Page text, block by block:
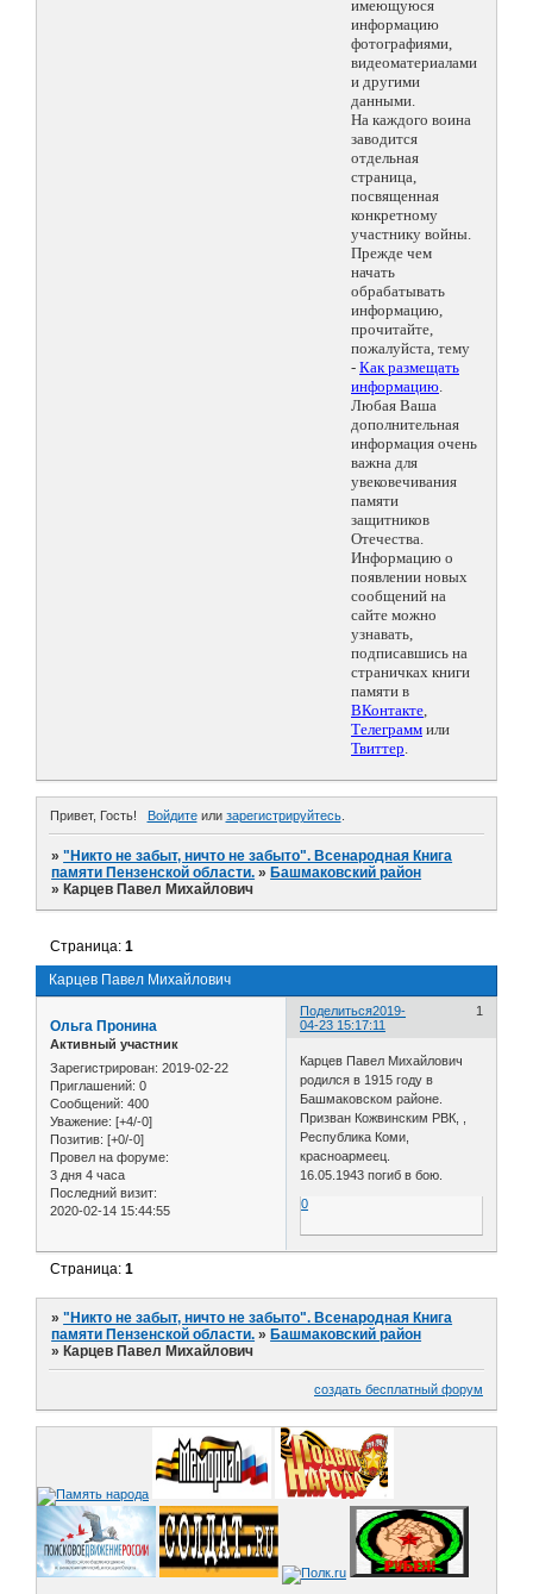
имеющуюся
информацию
фотографиями,
видеоматериалами
и другими
данными.
На каждого воина
заводится
отдельная
страница,
посвященная
конкретному
участнику войны.
Прежде чем
начать
обрабатывать
информацию,
прочитайте,
пожалуйста, тему
- Как размещать
информацию.
Любая Ваша
дополнительная
информация очень
важна для
увековечивания
памяти
защитников
Отечества.
Информацию о
появлении новых
сообщений на
сайте можно
узнавать,
подписавшись на
страничках книги
памяти в
ВКонтакте,
Телеграмм или
Твиттер.
Привет, Гость! Войдитеили зарегистрируйтесь.
»"Никто не забыт, ничто не забыто". Всенародная Книга
памяти Пензенской области. » Башмаковский район
» Карцев Павел Михайлович
Карцев Павел Михайлович
Страница:1
Поделиться 1
2019-
04-23 15:17:11
Ольга Пронина
Активный участник
Зарегистрирован: 2019-02-22
Приглашений: 0
Сообщений: 400
Уважение: [+4/-0]
Позитив: [+0/-0]
Провел на форуме:
3 дня 4 часа
Последний визит:
2020-02-14 15:44:55
Карцев Павел Михайлович
родился в 1915 году в
Башмаковском районе.
Призван Кожвинским РВК, ,
Республика Коми,
красноармеец.
16.05.1943 погиб в бою.
0
Страница:1
»"Никто не забыт, ничто не забыто". Всенародная Книга
памяти Пензенской области. » Башмаковский район
» Карцев Павел Михайлович
создать бесплатный форум